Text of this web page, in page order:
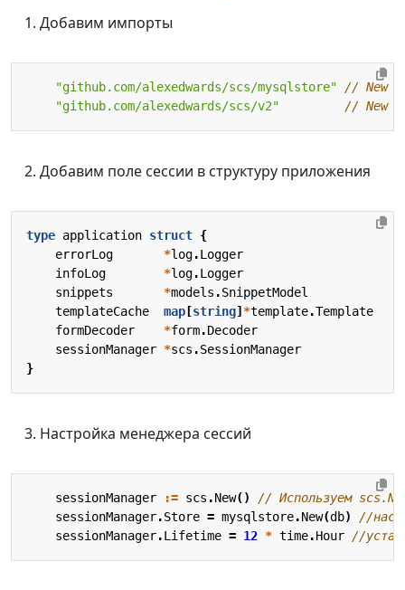
Добавим импорты
"github.com/alexedwards/scs/mysqlstore"
// New
"github.com/alexedwards/scs/v2"
// New
Добавим поле сессии в структуру приложения
type application struct {
errorLog
*log.Logger
infoLog
*log.Logger
snippets
*models .SnippetModel
templateCache
map [string] *template.Template
formDecoder
*form.Decoder
sessionManager *scs .SessionManager
}
Настройка менеджера сессий
sessionManager := scs .New()
// Используем
sessionManager.Store = mysqlstore.New(db)
//
sessionManager.Lifetime = 12 * time.Hour //